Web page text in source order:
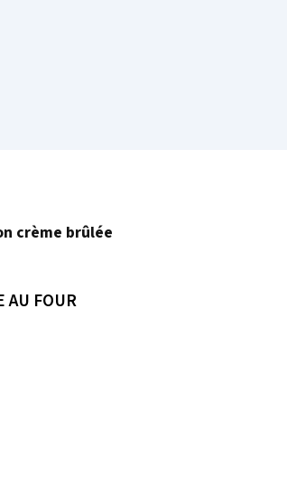
crème brûlée
AU FOUR